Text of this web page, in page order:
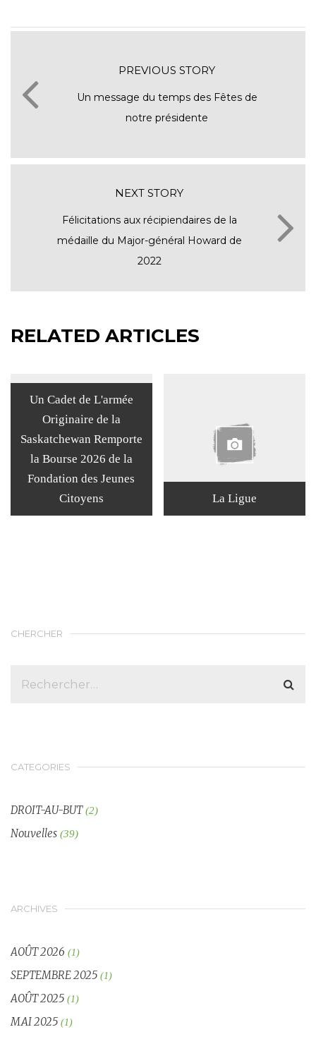
PREVIOUS STORY
Un message du temps des Fêtes de
notre présidente
NEXT STORY
Félicitations aux récipiendaires de la
médaille du Major-général Howard de
2022
RELATED ARTICLES
Un Cadet de L'armée
Originaire de la
Saskatchewan Remporte
la Bourse 2026 de la
Fondation des Jeunes
Citoyens
La Ligue
CHERCHER
CATEGORIES
DROIT-AU-BUT(2)
Nouvelles (39)
ARCHIVES
AOÛT 2026 (1)
SEPTEMBRE 2025 (1)
AOÛT 2025 (1)
MAI 2025 (1)